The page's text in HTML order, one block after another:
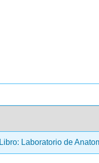
Libro: Laboratorio de